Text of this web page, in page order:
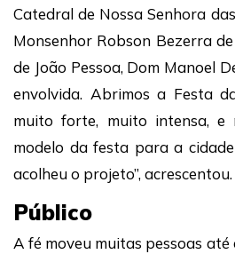
Catedral de Nossa Senhora
Monsenhor Robson Bezerra
de João Pessoa, Dom Manoel
envolvida. Abrimos a Festa
muito forte, muito intensa, e
modelo da festa para a
acolheu o projeto”, acrescentou.
Público
A fé moveu muitas pessoas